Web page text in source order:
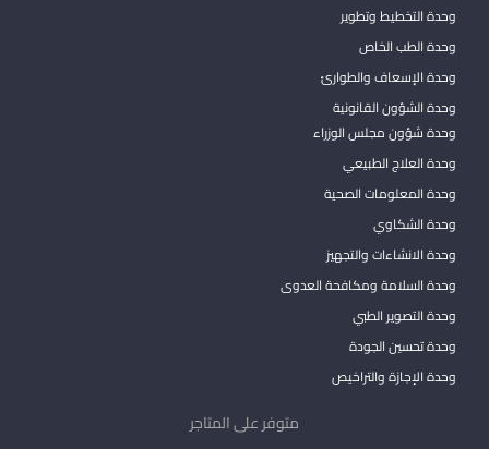
وحدة التخطيط وتطوير
وحدة الطب الخاص
وحدة الإسعاف والطوارئ
وحدة الشؤون القانونية
وحدة شؤون مجلس الوزراء
وحدة العلاج الطبيعي
وحدة المعلومات الصحية
وحدة الشكاوي
وحدة الانشاءات والتجهيز
وحدة السلامة ومكافحة العدوى
وحدة التصوير الطبي
وحدة تحسين الجودة
وحدة الإجازة والتراخيص
متوفر على المتاجر